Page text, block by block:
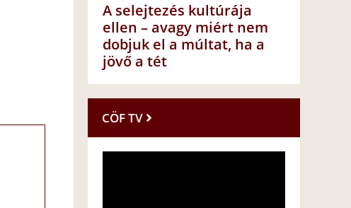
A selejtezés kultúrája
ellen – avagy miért nem
dobjuk el a múltat, ha a
jövő a tét
CÖF TV